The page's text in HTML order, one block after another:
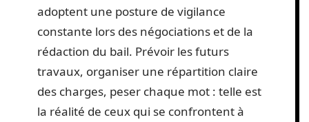
adoptent une posture de vigilance
constante lors des négociations et de la
rédaction du bail. Prévoir les futurs
travaux, organiser une répartition claire
des charges, peser chaque mot : telle est
la réalité de ceux qui se confrontent à